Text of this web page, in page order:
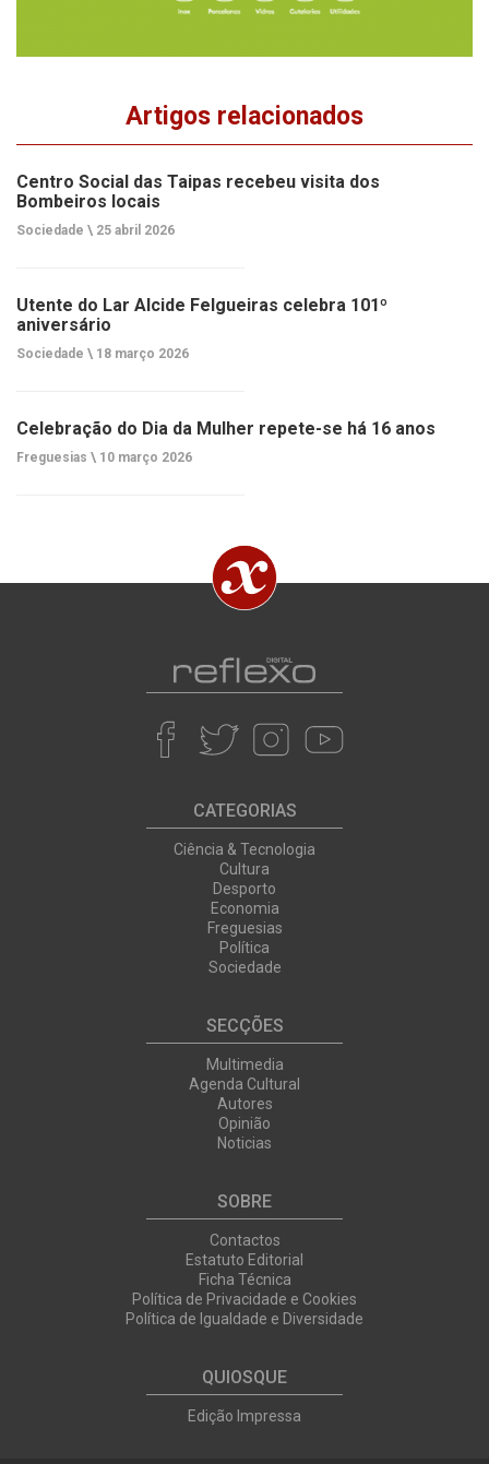
Artigos relacionados
Centro Social das Taipas recebeu visita dos
Bombeiros locais
Sociedade \ 25 abril 2026
Utente do Lar Alcide Felgueiras celebra 101º
aniversário
Sociedade \ 18 março 2026
Celebração do Dia da Mulher repete-se há 16 anos
Freguesias \ 10 março 2026
CATEGORIAS
Ciência & Tecnologia
Cultura
Desporto
Economia
Freguesias
Política
Sociedade
SECÇÕES
Multimedia
Agenda Cultural
Autores
Opinião
Noticias
SOBRE
Contactos
Estatuto Editorial
Ficha Técnica
Política de Privacidade e Cookies
Política de Igualdade e Diversidade
QUIOSQUE
Edição Impressa